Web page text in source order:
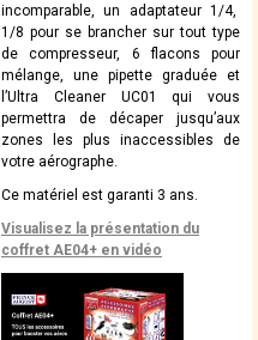
incomparable, un adaptateur 1/4,
1/8 pour se brancher sur tout type
de compresseur, 6 flacons pour
mélange, une pipette graduée et
l’Ultra Cleaner UC01 qui vous
permettra de décaper jusqu’aux
zones les plus inaccessibles de
votre aérographe.
Ce matériel est garanti 3 ans.
Visualisez la présentation du
coffret AE04+ en vidéo